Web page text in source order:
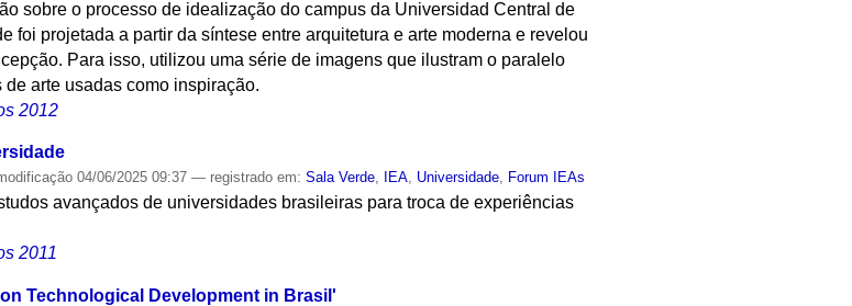
sobre o processo de idealização do campus da Universidad Central de
foi projetada a partir da síntese entre arquitetura e arte moderna e revelou
Para isso, utilizou uma série de imagens que ilustram o paralelo
arte usadas como inspiração.
2012
04/06/2025 09:37— registrado em:Sala Verde, IEA, Universidade, Forum IEAs
avançados de universidades brasileiras para troca de experiências
2011
Technological Development in Brasil'